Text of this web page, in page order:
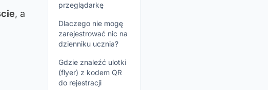
, a
przeglądarkę
Dlaczego nie mogę
zarejestrować nic na
dzienniku ucznia?
Gdzie znaleźć ulotki
(flyer) z kodem QR
do rejestracji